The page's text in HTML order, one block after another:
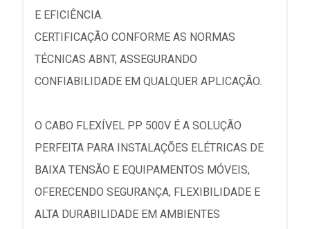
E EFICIÊNCIA.
CERTIFICAÇÃO CONFORME AS NORMAS
TÉCNICAS ABNT, ASSEGURANDO
CONFIABILIDADE EM QUALQUER APLICAÇÃO.
O CABO FLEXÍVEL PP 500V É A SOLUÇÃO
PERFEITA PARA INSTALAÇÕES ELÉTRICAS DE
BAIXA TENSÃO E EQUIPAMENTOS MÓVEIS,
OFERECENDO SEGURANÇA, FLEXIBILIDADE E
ALTA DURABILIDADE EM AMBIENTES